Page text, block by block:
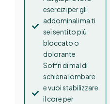
esercizi per gli
addominali ma ti
sei sentito più
bloccato o
dolorante
Soffri di mal di
schiena lombare
e vuoi stabilizzare
il core per